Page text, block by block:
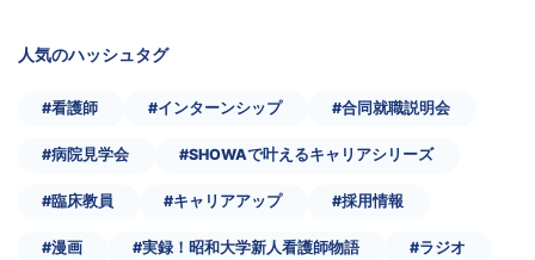
人気のハッシュタグ
#看護師 #インターンシップ #合同就職説明会
#病院見学会 #SHOWAで叶えるキャリアシリーズ
#臨床教員 #キャリアアップ #採用情報
#漫画 #実録！昭和大学新人看護師物語 #ラジオ